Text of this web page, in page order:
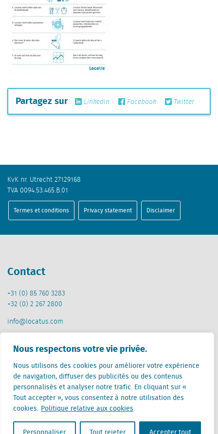
Nous respectons votre vie privée.
Nous utilisons des cookies pour améliorer votre expérience
de navigation, diffuser des publicités ou des contenus
personnalisés et analyser notre trafic. En cliquant sur «
Tout accepter », vous consentez à notre utilisation des
cookies. Politique relative aux cookies
Personnaliser Tout rejeter Accepter tout
Partagez sur Linkedin Facebook Twitter
KvK nr. Utrecht 27129168
TVA 0094.53.465.B.01
Termes et conditions Privacy statement Disclaimer
Contact
+31 (0) 85 760 3283
+32 (0) 2 267 2800
info@locatus.com
Offices
Pays-Bas (siège)
Creative Valley
Stationsplein 32
3511 ED Utrecht
Belgique
Rue Cantersteen 47